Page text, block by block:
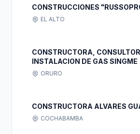
CONSTRUCCIONES
EL ALTO
CONSTRUCTORA,
INSTALACION DE GAS SINGME
ORURO
CONSTRUCTORA ALVARES
COCHABAMBA